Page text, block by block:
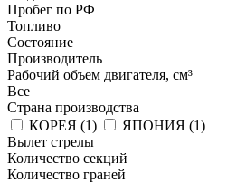
Пробег по РФ
Топливо
Состояние
Производитель
Рабочий объем двигателя, см³
Все
Страна производства
КОРЕЯ (1) ЯПОНИЯ (1)
Вылет стрелы
Количество секций
Количество граней